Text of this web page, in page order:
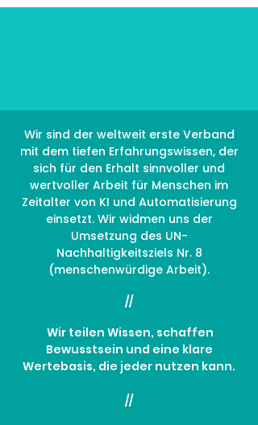
Wir sind der weltweit erste Verband
mit dem tiefen Erfahrungswissen, der
sich für den Erhalt sinnvoller und
wertvoller Arbeit für Menschen im
Zeitalter von KI und Automatisierung
einsetzt. Wir widmen uns der
Umsetzung des UN-
Nachhaltigkeitsziels Nr. 8
(menschenwürdige Arbeit).
//
Wir teilen Wissen, schaffen
Bewusstsein und eine klare
Wertebasis, die jeder nutzen kann.
//